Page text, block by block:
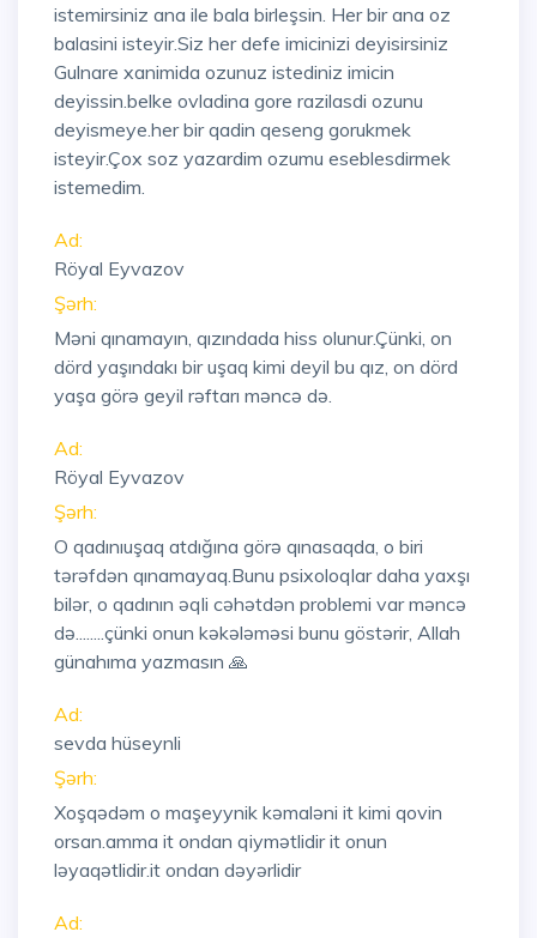
istemirsiniz ana ile bala birleşsin. Her bir ana oz
balasini isteyir.Siz her defe imicinizi deyisirsiniz
Gulnare xanimida ozunuz istediniz imicin
deyissin.belke ovladina gore razilasdi ozunu
deyismeye.her bir qadin qeseng gorukmek
isteyir.Çox soz yazardim ozumu eseblesdirmek
istemedim.
Ad:
Röyal Eyvazov
Şərh:
Məni qınamayın, qızındada hiss olunur.Çünki, on
dörd yaşındakı bir uşaq kimi deyil bu qız, on dörd
yaşa görə geyil rəftarı məncə də.
Ad:
Röyal Eyvazov
Şərh:
O qadınıuşaq atdığına görə qınasaqda, o biri
tərəfdən qınamayaq.Bunu psixoloqlar daha yaxşı
bilər, o qadının əqli cəhətdən problemi var məncə
də........çünki onun kəkələməsi bunu göstərir, Allah
günahıma yazmasın 🙏
Ad:
sevda hüseynli
Şərh:
Xoşqədəm o maşeyynik kəmaləni it kimi qovin
orsan.amma it ondan qiymətlidir it onun
ləyaqətlidir.it ondan dəyərlidir
Ad: